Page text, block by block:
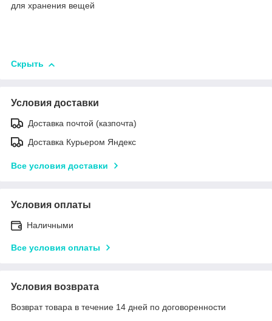
для хранения вещей
Скрыть
Условия доставки
Доставка почтой (казпочта)
Доставка Курьером Яндекс
Все условия доставки
Условия оплаты
Наличными
Все условия оплаты
Условия возврата
Возврат товара в течение 14 дней по договоренности